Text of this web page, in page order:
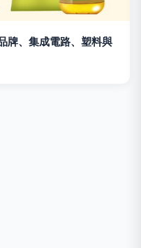
牌、集成電路、塑料與